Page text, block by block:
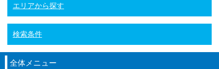
エリアから探す
検索条件
全体メニュー